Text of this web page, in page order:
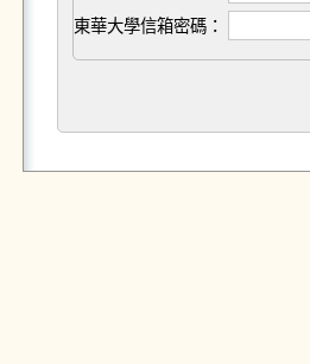
東華大學信箱密碼：